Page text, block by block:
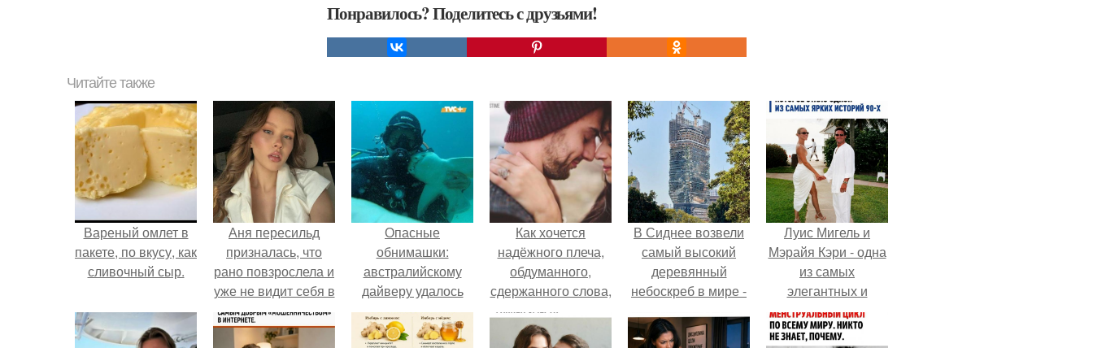
Понравилось? Поделитесь с друзьями!
Читайте также
Вареный омлет в
пакете, по вкусу, как
сливочный сыр.
Аня пересильд
призналась, что
рано повзрослела и
уже не видит себя в
школе.
Опасные
обнимашки:
австралийскому
дайверу удалось
приручить акулу.
Как хочется
надёжного плеча,
обдуманного,
сдержанного слова,
не обещаний,
данных сгоряча, не
В Сиднее возвели
самый высокий
деревянный
небоскреб в мире -
Луис Мигель и
Мэрайя Кэри - одна
из самых
элегантных и
обсуждаемых пар
конца 90-х.